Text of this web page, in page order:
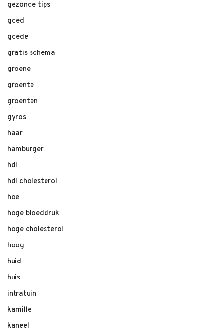
gezonde tips
goed
goede
gratis schema
groene
groente
groenten
gyros
haar
hamburger
hdl
hdl cholesterol
hoe
hoge bloeddruk
hoge cholesterol
hoog
huid
huis
intratuin
kamille
kaneel